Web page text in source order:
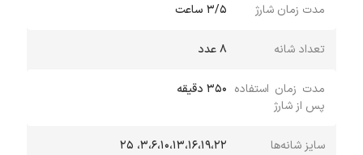
مدت زمان شارژ 3/5 ساعت
تعداد شانه 8 عدد
مدت زمان استفاده
پس از شارژ
350 دقیقه
سایز شانه‌ها 3،6،10،13،16،19،22، 25